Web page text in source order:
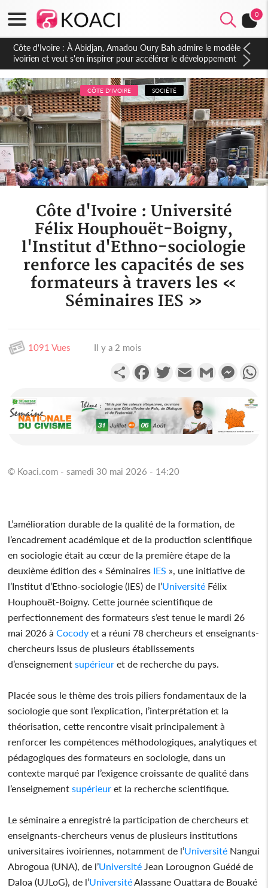
0
Côte d'Ivoire : À Abidjan, Amadou Oury Bah admire le modèle
ivoirien et veut s'en inspirer pour accélérer le développement
de la Guinée
CÔTE D'IVOIRE SOCIÉTÉ
Côte d'Ivoire : Université
Félix Houphouët-Boigny,
l'Institut d'Ethno-sociologie
renforce les capacités de ses
formateurs à travers les «
Séminaires IES »
1091 Vues Il y a 2 mois
PartagerFacebookTwitterEmail Gmail
© Koaci.com - samedi 30 mai 2026 - 14:20
L’amélioration durable de la qualité de la formation, de
l’encadrement académique et de la production scientifique
en sociologie était au cœur de la première étape de la
deuxième édition des « Séminaires IES », une initiative de
l’Institut d’Ethno-sociologie (IES) de l’Université Félix
Houphouët-Boigny. Cette journée scientifique de
perfectionnement des formateurs s’est tenue le mardi 26
mai 2026 à Cocody et a réuni 78 chercheurs et enseignants-
chercheurs issus de plusieurs établissements
d’enseignement supérieur et de recherche du pays.
Placée sous le thème des trois piliers fondamentaux de la
sociologie que sont l’explication, l’interprétation et la
théorisation, cette rencontre visait principalement à
renforcer les compétences méthodologiques, analytiques et
pédagogiques des formateurs en sociologie, dans un
contexte marqué par l’exigence croissante de qualité dans
l’enseignement supérieur et la recherche scientifique.
Le séminaire a enregistré la participation de chercheurs et
enseignants-chercheurs venus de plusieurs institutions
universitaires ivoiriennes, notamment de l’Université Nangui
Abrogoua (UNA), de l’Université Jean Lorougnon Guédé de
Daloa (UJLoG), de l’UniversitéAlassane Ouattara de Bouaké